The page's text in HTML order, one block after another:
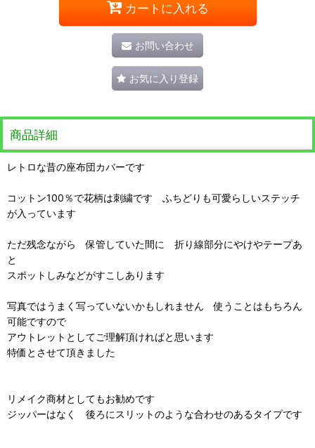
カートに入れる
お問い合わせ
お気に入り登録
商品詳細
レトロな昔の座布団カバーです
コットン100％で花柄は刺繍です ふちどりも可愛らしいステッチ
が入っています
ただ残念ながら 保管していた間に 折り線部分にやけやテープあ
と
スポットしみなどがすこしあります
写真ではうまく写っていないかもしれません 使うことはもちろん
可能ですので
アウトレットとしてご理解頂ければと思います
特価とさせて頂きました
リメイク商材としてもお勧めです
ジッパーはなく 後ろにスリットのような合わせのあるタイプです